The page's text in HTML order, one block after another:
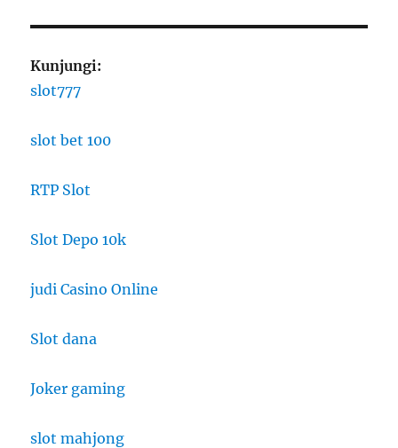
Kunjungi:
slot777
slot bet 100
RTP Slot
Slot Depo 10k
judi Casino Online
Slot dana
Joker gaming
slot mahjong